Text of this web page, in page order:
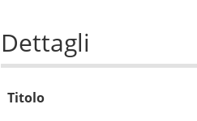
Dettagli
Titolo